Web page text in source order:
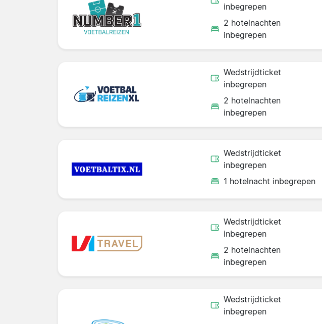
inbegrepen
2 hotelnachten
inbegrepen
Wedstrijdticket
inbegrepen
2 hotelnachten
inbegrepen
Wedstrijdticket
inbegrepen
1 hotelnacht inbegrepen
Wedstrijdticket
inbegrepen
2 hotelnachten
inbegrepen
Wedstrijdticket
inbegrepen